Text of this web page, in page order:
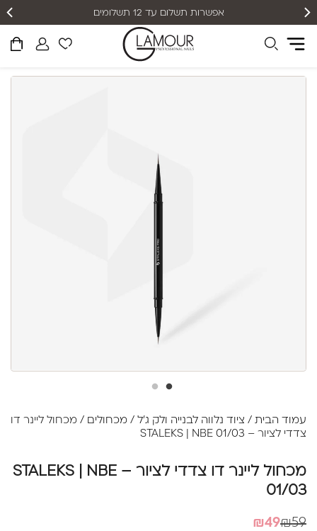
אפשרות תשלום עד 12 תשלומים
עמוד הבית / ציוד נלווה לבנייה ולק ג׳ל / מכחולים / מכחול ליינר דו
צדדי לציור – STALEKS | NBE 01/03
מכחול ליינר דו צדדי לציור – STALEKS | NBE
01/03
₪59
המחיר₪49
המחיר